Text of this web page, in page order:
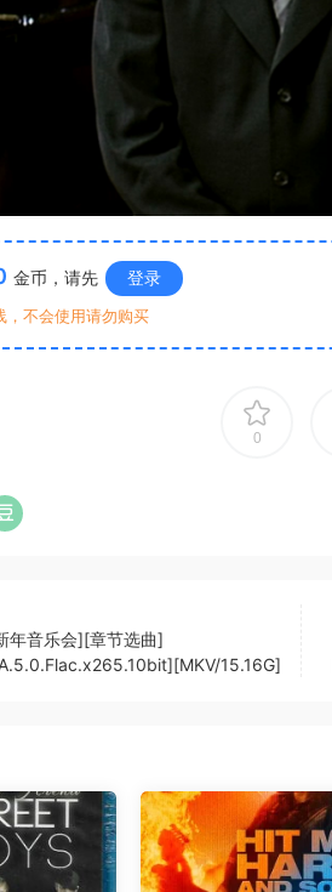
金币，请先 登录
，不会使用请勿购买
0
年音乐会][章节选曲]
15.16G]